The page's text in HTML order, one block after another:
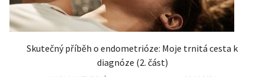
Skutečný příběh o endometrióze: Moje trnitá cesta k
diagnóze (2. část)